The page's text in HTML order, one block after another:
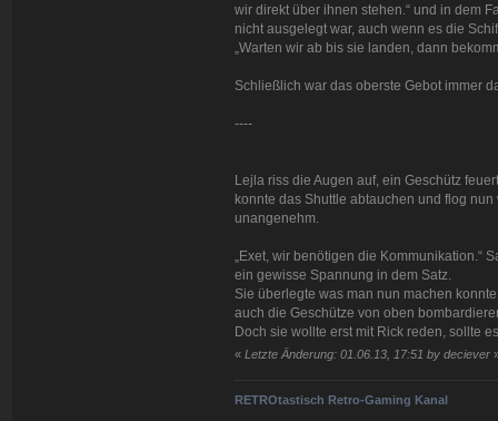
wir direkt über ihnen stehen.“ und in dem
nicht ausgelegt war, auch wenn es die
„Warten wir ab bis sie landen, dann
Schließlich war das oberste Gebot immer
----
Lejla riss die Augen auf, ein Geschütz
konnte das Shuttle abtauchen und flog
unangenehm.
„Exet, wir benötigen die Kommunikation.“
ein gewisse Spannung in dem Satz.
Sie überlegte was man nun machen
auch die Geschütze von oben
Doch sie wollte erst mit Rick reden, sollte
« Letzte Änderung: 01.06.13, 17:51 by deciever
RETROtastisch Retro-Gaming Kanal